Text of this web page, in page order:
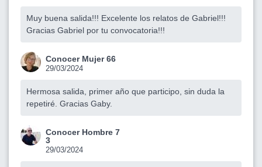
Muy buena salida!!! Excelente los relatos de Gabriel!!!
Gracias Gabriel por tu convocatoria!!!
Conocer Mujer 66
29/03/2024
Hermosa salida, primer año que participo, sin duda la
repetiré. Gracias Gaby.
Conocer Hombre 7
3
29/03/2024